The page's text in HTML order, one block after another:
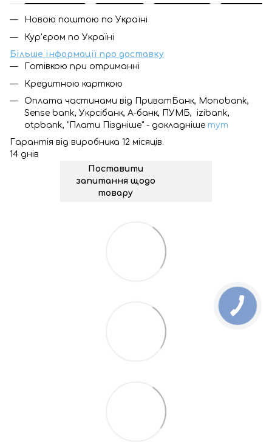
Новою поштою по Україні
Кур'єром по Україні
Більше інформації про доставку
Готівкою при отриманні
Кредитною карткою
Оплата частинами від ПриватБанк, Monobank,
Sense bank, Укрсібанк, А-банк, ПУМБ, izibank,
otpbank, "Плати Піздніше" - докладніше тут
Гарантія від виробника 12 місяців.
14 днів
Поставити
запитання щодо
товару